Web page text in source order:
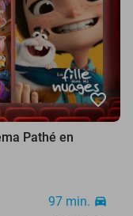
favorite_border
Pathé en
97 min. directions_car